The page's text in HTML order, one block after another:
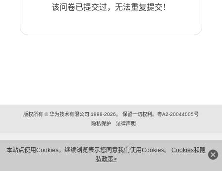
本站点使用Cookies，继续浏览表示您同意我们使用Cookies。 Cookies和隐
私政策>
该问卷已提交过，无法重复提交！
版权所有 © 华为技术有限公司 1998-2026。 保留一切权利。粤A2-20044005号
隐私保护
法律声明